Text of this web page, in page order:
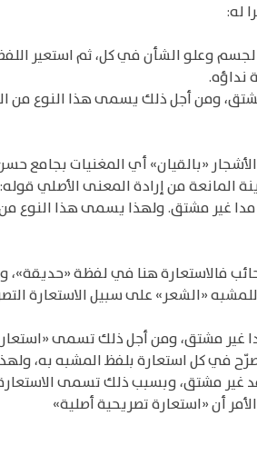
وعلو الشأن في كل، ثم استعير
نداؤه.
ومن أجل ذلك يسمى هذا النوع من
«بالقيان» أي المغنيات بجامع
المانعة من إرادة المعنى الأصلي
غير مشتق. ولهذا يسمى هذا النوع
فالاستعارة هنا في لفظة «حديقة»،
«الشعر» على سبيل الاستعارة
غير مشتق، ومن أجل ذلك تسمى
صرّح في كل استعارة بلفظ المشبه به،
غير مشتق، وبسبب ذلك تسمى
أن «استعارة تصريحية أصلية»